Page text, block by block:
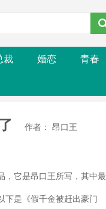
裁 婚恋 青春
作者： 昂口王
，它是昂口王所写，其中最
下是《假千金被赶出豪门